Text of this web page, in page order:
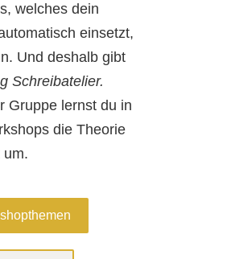
welches dein
einsetzt,
Und deshalb gibt
Schreibatelier.
Gruppe lernst du in
die Theorie
um.